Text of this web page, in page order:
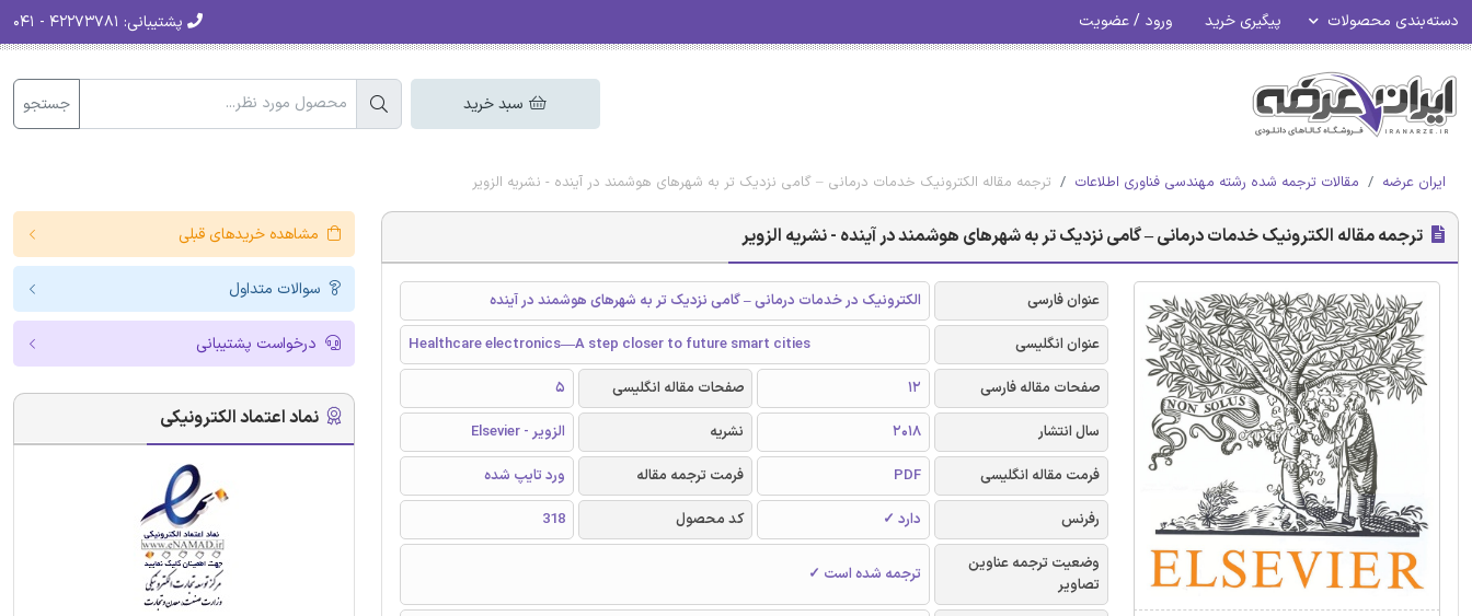
دسته‌بندی محصولات پیگیری خرید ورود / عضویت پشتیبانی:
سبد خرید جستجو
ایران عرضه مقالات ترجمه شده رشته مهندسی فناوری اطلاعات ترجمه مقاله الکترونیک خدمات درمانی – گامی نزدیک تر به شهرهای هوشمند در آینده - نشریه الزویر
ترجمه مقاله الکترونیک خدمات درمانی – گامی نزدیک تر به شهرهای هوشمند در آینده - نشریه الزویر
عنوان فارسی
الکترونیک در خدمات درمانی – گامی نزدیک تر به شهرهای هوشمند در آینده
عنوان انگلیسی
Healthcare electronics—A step closer to future smart cities
صفحات مقاله فارسی
12 صفحات مقاله انگلیسی
5
سال انتشار
2018 نشریه
الزویر - Elsevier
فرمت مقاله انگلیسی
PDF فرمت ترجمه مقاله
ورد تایپ شده
رفرنس
دارد ✓ کد محصول
318
وضعیت ترجمه عناوین
تصاویر
ترجمه شده است ✓
مشاهده خریدهای قبلی
سوالات متداول
درخواست پشتیبانی
نماد اعتماد الکترونیکی